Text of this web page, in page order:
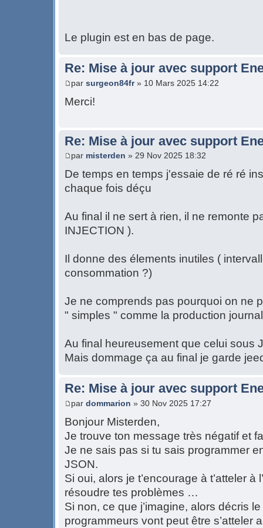
Le plugin est en bas de page.
Re: Mise à jour avec support
par surgeon84fr» 10 Mars 2025 14:22
Merci!
Re: Mise à jour avec support
par misterden » 29 Nov 2025 18:32
De temps en temps j'essaie de ré ré
chaque fois déçu
Au final il ne sert à rien, il ne remonte
INJECTION ).
Il donne des élements inutiles (
consommation ?)
Je ne comprends pas pourquoi on ne
" simples " comme la production
Au final heureusement que celui sous
Mais dommage ça au final je garde
Re: Mise à jour avec support
par dommarion » 30 Nov 2025 17:27
Bonjour Misterden,
Je trouve ton message très négatif et
Je ne sais pas si tu sais programmer
JSON.
Si oui, alors je t’encourage à t’atteler à
résoudre tes problèmes …
Si non, ce que j’imagine, alors décris
programmeurs vont peut être s’atteler